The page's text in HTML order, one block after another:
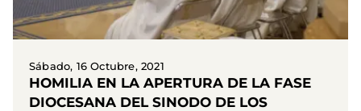
Sábado, 16 Octubre, 2021
HOMILIA EN LA APERTURA DE LA FASE
DIOCESANA DEL SINODO DE LOS